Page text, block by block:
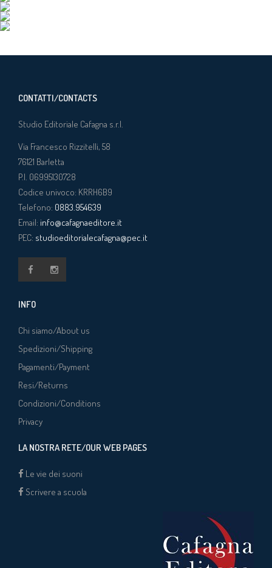
CONTATTI/CONTACTS
Studio Editoriale Cafagna s.r.l.
Via Francesco Rizzitelli, 58
76121 Barletta
P.I. 06995130728
Codice univoco: KRRH6B9
Telefono: 0883.954639
Email: info@cafagnaeditore.it
PEC: studioeditorialecafagna@pec.it
INFO
Chi siamo/About us
Spedizioni/Shipping
Pagamenti/Payment
Resi/Returns
Condizioni/Conditions
Privacy
LA NOSTRA RETE/OUR WEB PAGES
Le vie dei suoni
Scrivere a scuola